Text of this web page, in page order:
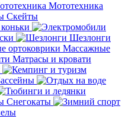
Мототехника
Скейты
Шезлонги
Массажные
Матрасы и кровати
Снегокаты